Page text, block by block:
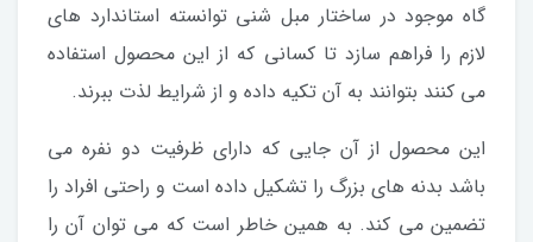
گاه موجود در ساختار مبل شنی توانسته استاندارد های
لازم را فراهم سازد تا کسانی که از این محصول استفاده
می کنند بتوانند به آن تکیه داده و از شرایط لذت ببرند.
این محصول از آن جایی که دارای ظرفیت دو نفره می
باشد بدنه های بزرگ را تشکیل داده است و راحتی افراد را
تضمین می کند. به همین خاطر است که می توان آن را